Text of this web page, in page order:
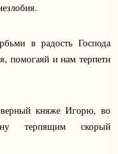
в радость Господа
помогаяй и нам терпети
княже Игорю, во
терпящим скорый